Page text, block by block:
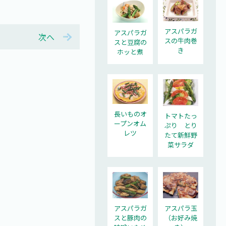
次へ
アスパラガ
スと豆腐の
ホッと煮
アスパラガ
スの牛肉巻
き
長いものオ
ープンオム
レツ
トマトたっ
ぷり とり
たて新鮮野
菜サラダ
アスパラガ
スと豚肉の
アスパラ玉
（お好み焼